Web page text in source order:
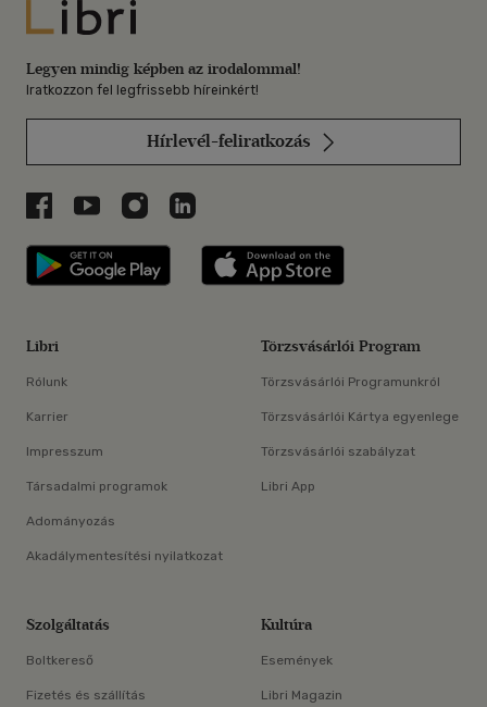
Libri
Legyen mindig képben az irodalommal!
Iratkozzon fel legfrissebb híreinkért!
Hírlevél-feliratkozás
Libri a Facebookon
Libri a Youtube-on
Libri az Instagramon
Libri a LinkedInen
Libri applikáció Szerezd meg: Google
Libri
Rólunk
Karrier
Impresszum
Társadalmi programok
Adományozás
Akadálymentesítési nyilatkozat
Törzsvásárlói Program
Törzsvásárlói Programunkról
Törzsvásárlói Kártya egyenlege
Törzsvásárlói szabályzat
Libri App
Szolgáltatás
Boltkereső
Fizetés és szállítás
Kultúra
Események
Libri Magazin